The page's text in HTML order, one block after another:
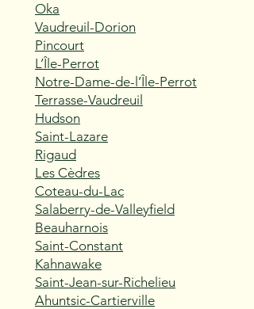
Oka
Vaudreuil-Dorion
Pincourt
L’Île-Perrot
Notre-Dame-de-l’Île-Perrot
Terrasse-Vaudreuil
Hudson
Saint-Lazare
Rigaud
Les Cèdres
Coteau-du-Lac
Salaberry-de-Valleyfield
Beauharnois
Saint-Constant
Kahnawake
Saint-Jean-sur-Richelieu
Ahuntsic-Cartierville